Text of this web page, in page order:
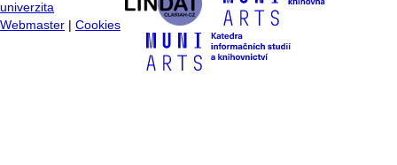
univerzita
Webmaster
Cookies